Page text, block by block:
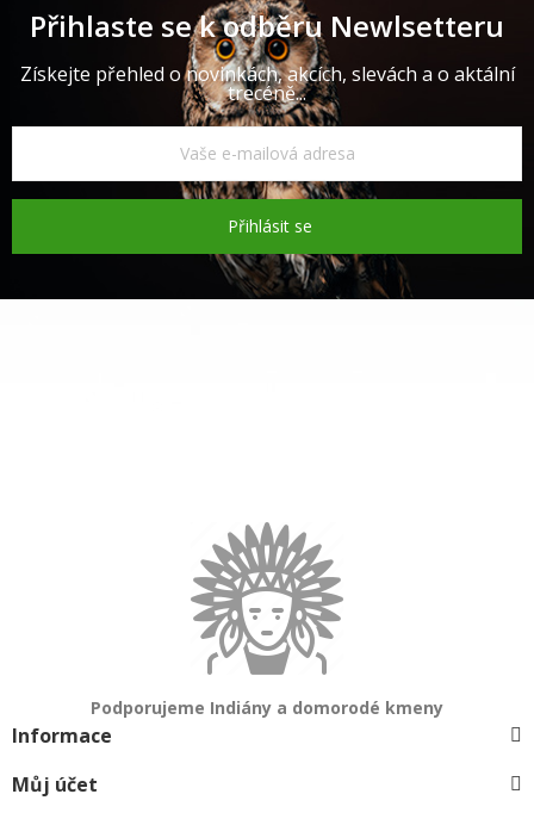
Přihlaste se k odběru Newlsetteru
Získejte přehled o novinkách, akcích, slevách a o aktální
trecéně...
Přihlásit se
Podporujeme Indiány a domorodé kmeny
Informace
Můj účet